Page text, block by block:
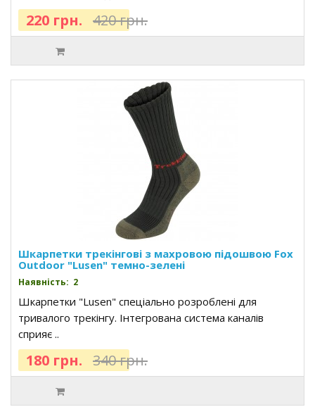
220 грн. 420 грн.
Шкарпетки трекінгові з махровою підошвою Fox
Outdoor "Lusen" темно-зелені
Наявність: 2
Шкарпетки "Lusen" спеціально розроблені для
тривалого трекінгу. Інтегрована система каналів
сприяє ..
180 грн. 340 грн.